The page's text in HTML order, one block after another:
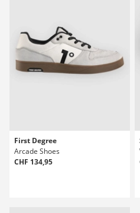
First Degree
Arcade Shoes
CHF 134,95